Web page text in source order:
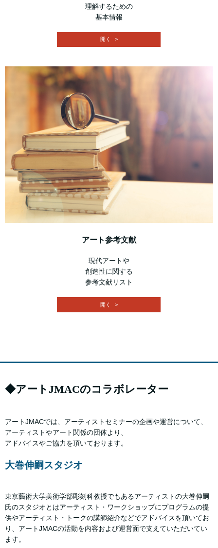
理解するための
基本情報
開く
アート参考文献
現代アートや
創造性に関する
参考文献リスト
開く
◆アートJMACのコラボレーター
アートJMACでは、アーティストセミナーの企画や運営について、
アーティストやアート関係の団体より、
アドバイスやご協力を頂いております。
大巻伸嗣スタジオ
東京藝術大学美術学部彫刻科教授でもあるアーティストの大巻伸嗣
氏のスタジオとはアーティスト・ワークショップにプログラムの提
供やアーティスト・トークの講師紹介などでアドバイスを頂いてお
り、アートJMACの活動を内容および運営面で支えていただいてい
ます。